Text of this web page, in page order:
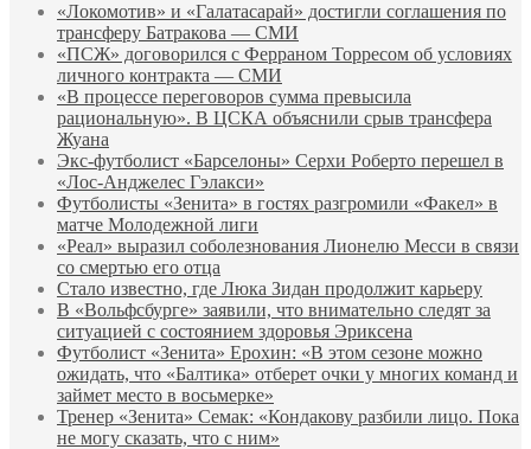
«Локомотив» и «Галатасарай» достигли соглашения по
трансферу Батракова — СМИ
«ПСЖ» договорился с Ферраном Торресом об условиях
личного контракта — СМИ
«В процессе переговоров сумма превысила
рациональную». В ЦСКА объяснили срыв трансфера
Жуана
Экс‑футболист «Барселоны» Серхи Роберто перешел в
«Лос‑Анджелес Гэлакси»
Футболисты «Зенита» в гостях разгромили «Факел» в
матче Молодежной лиги
«Реал» выразил соболезнования Лионелю Месси в связи
со смертью его отца
Стало известно, где Люка Зидан продолжит карьеру
В «Вольфсбурге» заявили, что внимательно следят за
ситуацией с состоянием здоровья Эриксена
Футболист «Зенита» Ерохин: «В этом сезоне можно
ожидать, что «Балтика» отберет очки у многих команд и
займет место в восьмерке»
Тренер «Зенита» Семак: «Кондакову разбили лицо. Пока
не могу сказать, что с ним»